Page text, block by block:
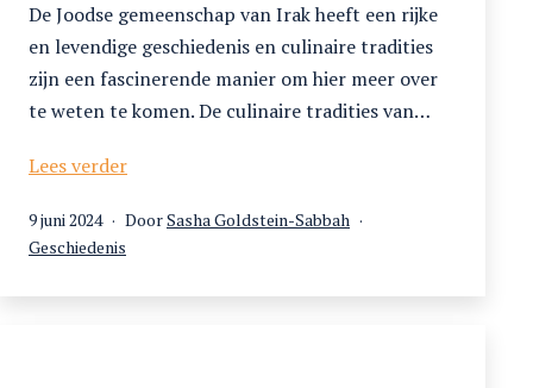
De Joodse gemeenschap van Irak heeft een rijke
en levendige geschiedenis en culinaire tradities
zijn een fascinerende manier om hier meer over
te weten te komen. De culinaire tradities van…
Lees verderCulinaire
als
Gepubliceerd
op
9 juni 2024 DoorSasha Goldstein-Sabbah
Gecategoriseerd
Geschiedenis